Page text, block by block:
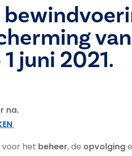
juni 2021.
na.
voor het beheer, de opvolging